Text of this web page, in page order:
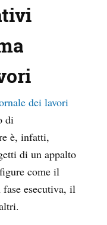
dei lavori
di
è, infatti,
di un appalto
come il
esecutiva, il